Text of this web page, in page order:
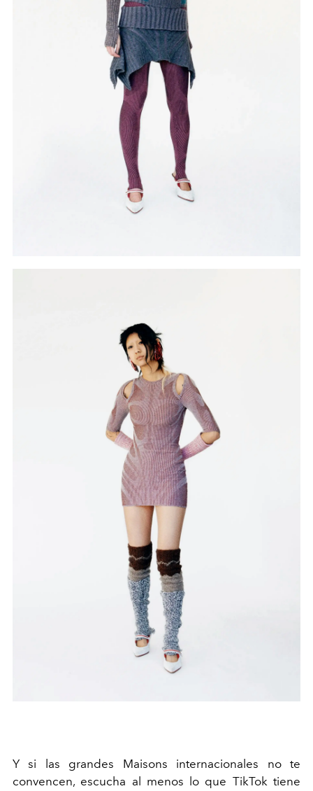
Y si las grandes Maisons internacionales no te
convencen, escucha al menos lo que TikTok tiene